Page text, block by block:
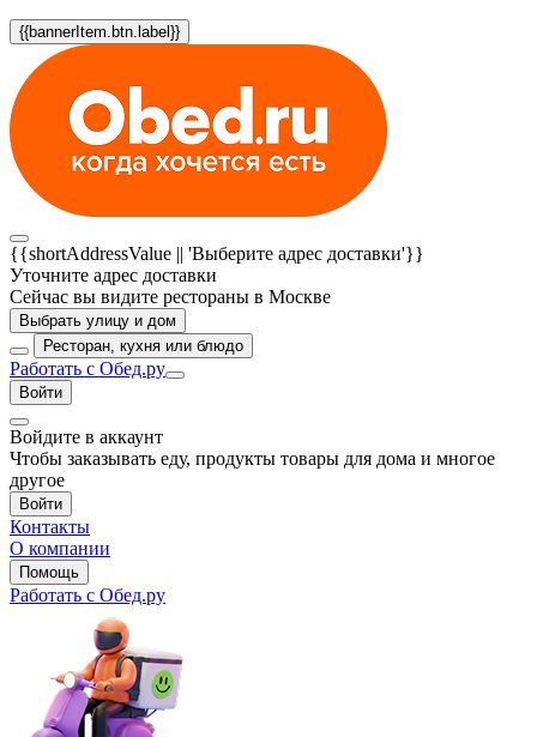
{{bannerItem.btn.label}}
{{shortAddressValue || 'Выберите адрес доставки'}}
Уточните адрес доставки
Сейчас вы видите рестораны в Москве
Выбрать улицу и дом
Ресторан, кухня или блюдо
Работать с Обед.ру
Войти
Войдите в аккаунт
Чтобы заказывать еду, продукты товары для дома и многое
другое
Войти
Контакты
О компании
Помощь
Работать с Обед.ру